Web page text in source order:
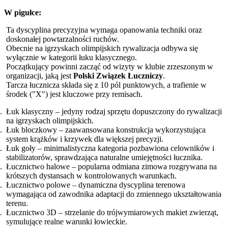
W pigułce:
Ta dyscyplina precyzyjna wymaga opanowania techniki oraz
doskonałej powtarzalności ruchów.
Obecnie na igrzyskach olimpijskich rywalizacja odbywa się
wyłącznie w kategorii łuku klasycznego.
Początkujący powinni zacząć od wizyty w klubie zrzeszonym w
organizacji, jaką jest Polski Związek Łuczniczy.
Tarcza łucznicza składa się z 10 pól punktowych, a trafienie w
środek ("X") jest kluczowe przy remisach.
Łuk klasyczny – jedyny rodzaj sprzętu dopuszczony do rywalizacji
na igrzyskach olimpijskich.
Łuk bloczkowy – zaawansowana konstrukcja wykorzystująca
system krążków i krzywek dla większej precyzji.
Łuk goły – minimalistyczna kategoria pozbawiona celowników i
stabilizatorów, sprawdzająca naturalne umiejętności łucznika.
Łucznictwo halowe – popularna odmiana zimowa rozgrywana na
krótszych dystansach w kontrolowanych warunkach.
Łucznictwo polowe – dynamiczna dyscyplina terenowa
wymagająca od zawodnika adaptacji do zmiennego ukształtowania
terenu.
Łucznictwo 3D – strzelanie do trójwymiarowych makiet zwierząt,
symulujące realne warunki łowieckie.